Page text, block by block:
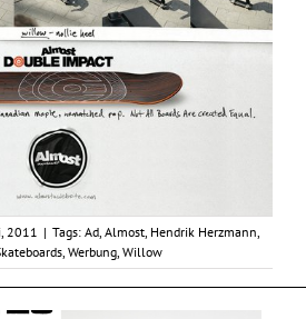
2011 | Tags: Ad, Almost, Hendrik Herzmann
Werbung Willow